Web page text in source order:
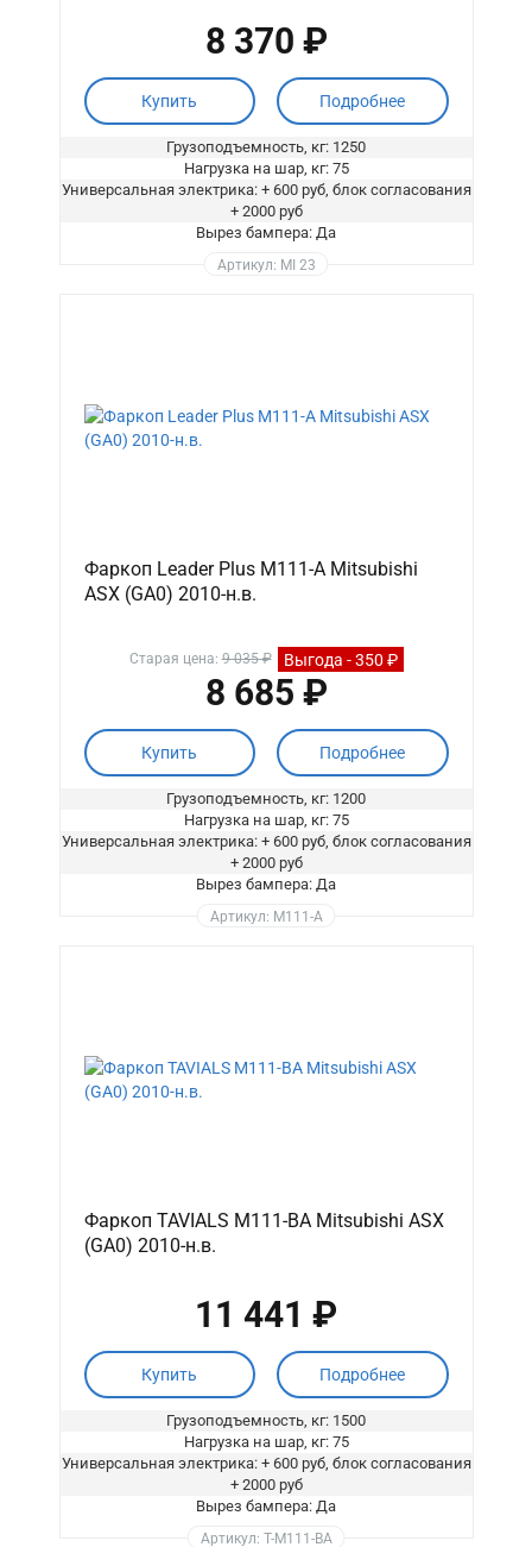
8 370 ₽
Купить Подробнее
Грузоподъемность, кг: 1250
Нагрузка на шар, кг: 75
Универсальная электрика: + 600 руб, блок согласования
+ 2000 руб
Вырез бампера: Да
Артикул: MI 23
Фаркоп Leader Plus M111-A Mitsubishi
ASX (GA0) 2010-н.в.
Старая цена:9 035 ₽ Выгода - 350 ₽
8 685 ₽
Купить Подробнее
Грузоподъемность, кг: 1200
Нагрузка на шар, кг: 75
Универсальная электрика: + 600 руб, блок согласования
+ 2000 руб
Вырез бампера: Да
Артикул: M111-A
Фаркоп TAVIALS M111-BA Mitsubishi ASX
(GA0) 2010-н.в.
11 441 ₽
Купить Подробнее
Грузоподъемность, кг: 1500
Нагрузка на шар, кг: 75
Универсальная электрика: + 600 руб, блок согласования
+ 2000 руб
Вырез бампера: Да
Артикул: T-M111-BA